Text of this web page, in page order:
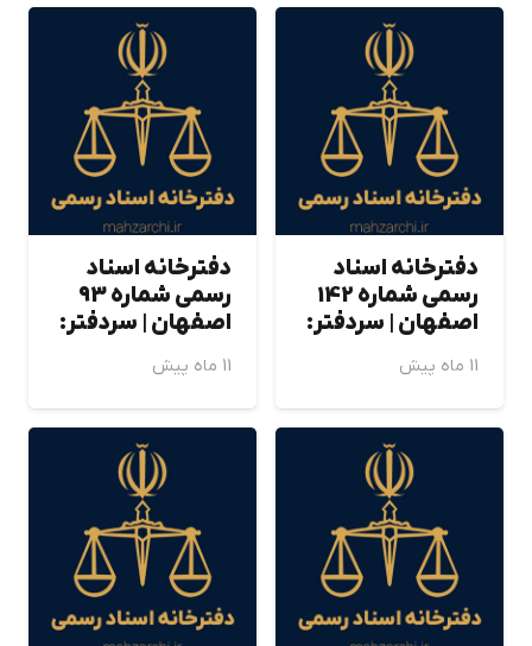
دفترخانه اسناد
رسمی شماره 142
اصفهان | سردفتر:
11 ماه پیش
دفترخانه اسناد
رسمی شماره 93
اصفهان | سردفتر:
11 ماه پیش